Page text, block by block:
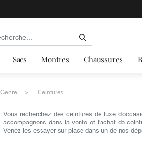
Sacs Montres Chaussures
Genre Ceintures
Vous recherchez des ceintures de luxe
accompagnons dans la vente et l'achat de
Venez les essayer sur place dans un de nos